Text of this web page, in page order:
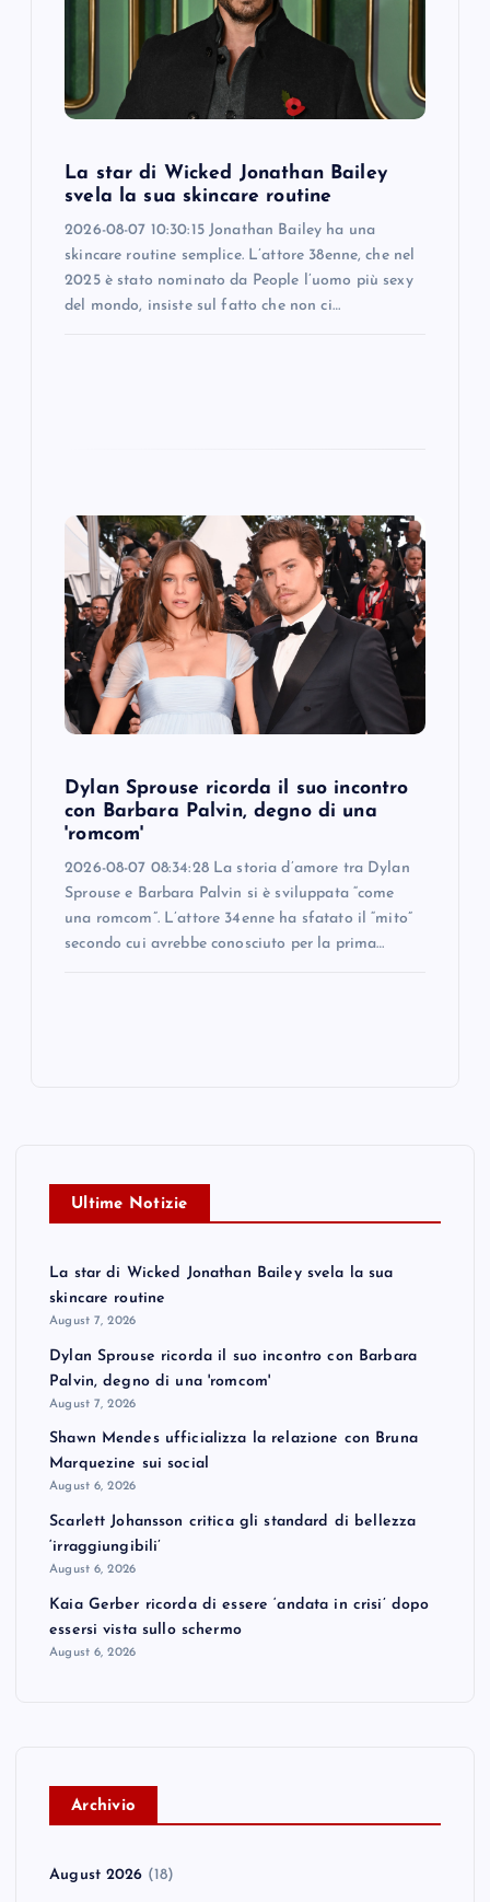
La star di Wicked Jonathan Bailey
svela la sua skincare routine
2026-08-07 10:30:15 Jonathan Bailey ha una
skincare routine semplice. L’attore 38enne, che nel
2025 è stato nominato da People l’uomo più sexy
del mondo, insiste sul fatto che non ci…
Dylan Sprouse ricorda il suo incontro
con Barbara Palvin, degno di una
'romcom'
2026-08-07 08:34:28 La storia d’amore tra Dylan
Sprouse e Barbara Palvin si è sviluppata “come
una romcom”. L’attore 34enne ha sfatato il “mito”
secondo cui avrebbe conosciuto per la prima…
Ultime Notizie
La star di Wicked Jonathan Bailey svela la sua
skincare routine
August 7, 2026
Dylan Sprouse ricorda il suo incontro con Barbara
Palvin, degno di una 'romcom'
August 7, 2026
Shawn Mendes ufficializza la relazione con Bruna
Marquezine sui social
August 6, 2026
Scarlett Johansson critica gli standard di bellezza
‘irraggiungibili’
August 6, 2026
Kaia Gerber ricorda di essere ‘andata in crisi’ dopo
essersi vista sullo schermo
August 6, 2026
Archivio
August 2026 (18)